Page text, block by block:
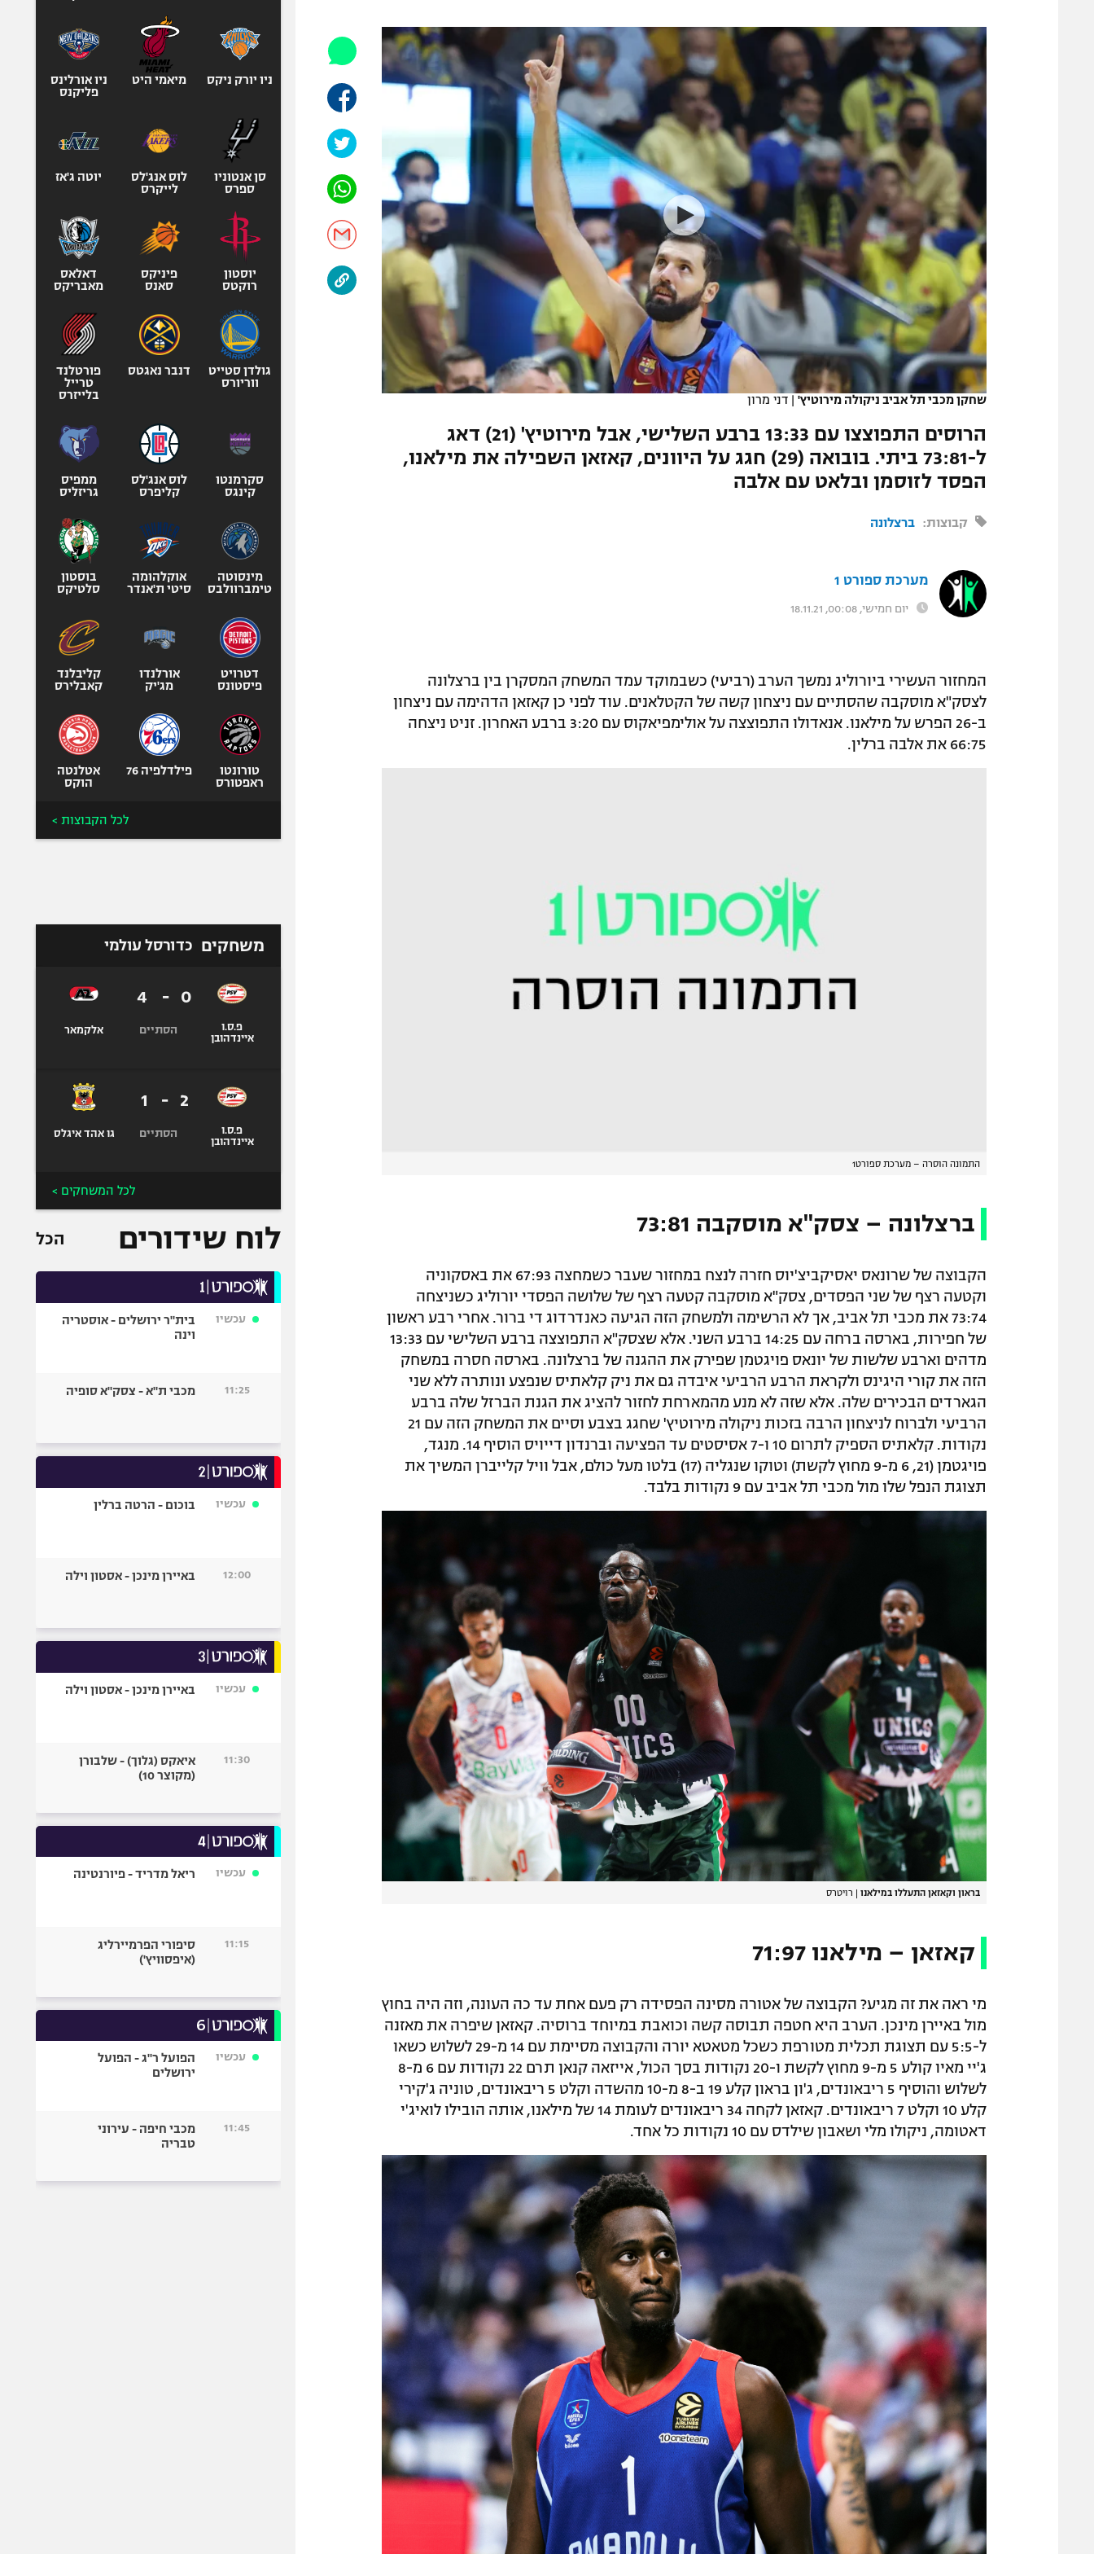
תקנון משתתפים וזוכים בפרסים
תקנון עבור פעילות אלקטרה
תקנון עבור פעילות ספורט 1 – "מרלן"
טניס
תנאי שימוש
מדיניות פרטיות
תקנון פעילות ספורט 1
רשיון להקרנה פומבית לבית עסק
הצטרפות לחבילת הערוצים
לוח דרושים – ג'ובנט
תגיות
המגזין
הפועל תל אביב
הפועל חיפה
הפועל באר שבע
מכבי נתניה
בני יהודה
ליגה סינית
ליגה ברזילאית
ליגות נוספות
אופניים
ספורט מוטורי
כדורמים
בייסבול MLB
ספורט אתגרי
אומנויות לחימה
שחקן מכבי תל אביב ניקולה מירוטיץ' | דני מרון
הרוסים התפוצצו עם 13:33 ברבע השלישי, אבל מירוטיץ' (21) דאג
ל-73:81 ביתי. בובואה (29) חגג על היוונים, קאזאן השפילה את מילאנו,
הפסד לזוסמן ובלאט עם אלבה
קבוצות: ברצלונה
מערכת ספורט 1
יום חמישי, 00:08, 18.11.21
המחזור העשירי ביורוליג נמשך הערב (רביעי) כשבמוקד עמד המשחק המסקרן בין ברצלונה
לצסק"א מוסקבה שהסתיים עם ניצחון קשה של הקטלאנים. עוד לפני כן קאזאן הדהימה עם ניצחון
ב-26 הפרש על מילאנו. אנאדולו התפוצצה על אולימפיאקוס עם 3:20 ברבע האחרון. זניט ניצחה
66:75 את אלבה ברלין.
התמונה הוסרה – מערכת ספורט1
ברצלונה – צסק"א מוסקבה 73:81
הקבוצה של שרונאס יאסיקביצ'יוס חזרה לנצח במחזור שעבר כשמחצה 67:93 את באסקוניה
וקטעה רצף של שני הפסדים, צסק"א מוסקבה קטעה רצף של שלושה הפסדי יורוליג כשניצחה
73:74 את מכבי תל אביב, אך לא הרשימה ולמשחק הזה הגיעה כאנדרדוג די ברור. אחרי רבע ראשון
של חפירות, בארסה ברחה עם 14:25 ברבע השני. אלא שצסק"א התפוצצה ברבע השלישי עם 13:33
מדהים וארבע שלשות של יונאס פויגטמן שפירק את ההגנה של ברצלונה. בארסה חסרה במשחק
הזה את קורי היגינס ולקראת הרבע הרביעי איבדה גם את ניק קלאתיס שנפצע ונותרה ללא שני
הגארדים הבכירים שלה. אלא שזה לא מנע מהמארחת לחזור להציג את הגנת הברזל שלה ברבע
הרביעי ולברוח לניצחון הרבה בזכות ניקולה מירוטיץ' שחגג בצבע וסיים את המשחק הזה עם 21
נקודות. קלאתיס הספיק לתרום 10 ו-7 אסיסטים עד הפציעה וברנדון דייויס הוסיף 14. מנגד,
פויגטמן (21, 6 מ-9 מחוץ לקשת) וטוקו שנגליה (17) בלטו מעל כולם, אבל וויל קלייברן המשיך את
תצוגת הנפל שלו מול מכבי תל אביב עם 9 נקודות בלבד.
בראון וקאזאן התעללו במילאנו | רויטרס
קאזאן – מילאנו 71:97
מי ראה את זה מגיע? הקבוצה של אטורה מסינה הפסידה רק פעם אחת עד כה העונה, וזה היה בחוץ
מול באיירן מינכן. הערב היא חטפה תבוסה קשה וכואבת במיוחד ברוסיה. קאזאן שיפרה את מאזנה
ל-5:5 עם תצוגת תכלית מטורפת כשכל מטאטא יורה והקבוצה מסיימת עם 14 מ-29 לשלוש כשאו
ג'יי מאיו קולע 5 מ-9 מחוץ לקשת ו-20 נקודות בסך הכול, אייזאה קנאן תרם 22 נקודות עם 6 מ-8
לשלוש והוסיף 5 ריבאונדים, ג'ון בראון קלע 19 ב-8 מ-10 מהשדה וקלט 5 ריבאונדים, טוניה ג'קירי
קלע 10 וקלט 7 ריבאונדים. קאזאן לקחה 34 ריבאונדים לעומת 14 של מילאנו, אותה הובילו לואיג'י
דאטומה, ניקולו מלי ושאבון שילדס עם 10 נקודות כל אחד.
ניו יורק ניקס מיאמי היט
ניו אורלינס
פליקנס
סן אנטוניו
ספרס
לוס אנג'לס
לייקרס
יוטה ג'אז
יוסטון
רוקטס
פיניקס
סאנס
דאלאס
מאבריקס
גולדן סטייט
ווריורס
דנבר נאגטס
פורטלנד
טרייל
בלייזרס
סקרמנטו
קינגס
לוס אנג'לס
קליפרס
ממפיס
גריזליס
מינסוטה
טימברוולבס
אוקלהומה
סיטי ת'אנדר
בוסטון
סלטיקס
דטרויט
פיסטונס
אורלנדו
מג'יק
קליבלנד
קאבלירס
טורונטו
ראפטורס
פילדלפיה 76
אטלנטה
הוקס
לכל הקבוצות >
משחקים כדורסל עולמי
פ.ס.ו
איינדהובן
0
-
4
הסתיים אלקמאר
פ.ס.ו
איינדהובן
2
-
1
הסתיים גו אהד איגלס
לכל המשחקים >
לוח שידורים הכל
עכשיו
בית"ר ירושלים - אוסטריה
וינה
11:25 מכבי ת"א - צסק"א סופיה
עכשיו בוכום - הרטה ברלין
12:00 באיירן מינכן - אסטון וילה
עכשיו באיירן מינכן - אסטון וילה
11:30
איאקס (גלוך) - שלבורן
(מקוצר 10)
עכשיו ריאל מדריד - פיורנטינה
11:15
סיפורי הפרמיירליג
(איפסוויץ')
עכשיו
הפועל ר"ג - הפועל
ירושלים
11:45
מכבי חיפה - עירוני
טבריה